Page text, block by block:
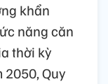
khẩn
năng căn
thời kỳ
2050, Quy